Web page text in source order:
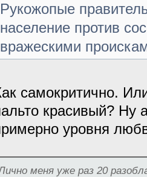
Рукожопые
население против
вражескими
самокритично.
красивый? Ну
уровня
меня уже раз 20